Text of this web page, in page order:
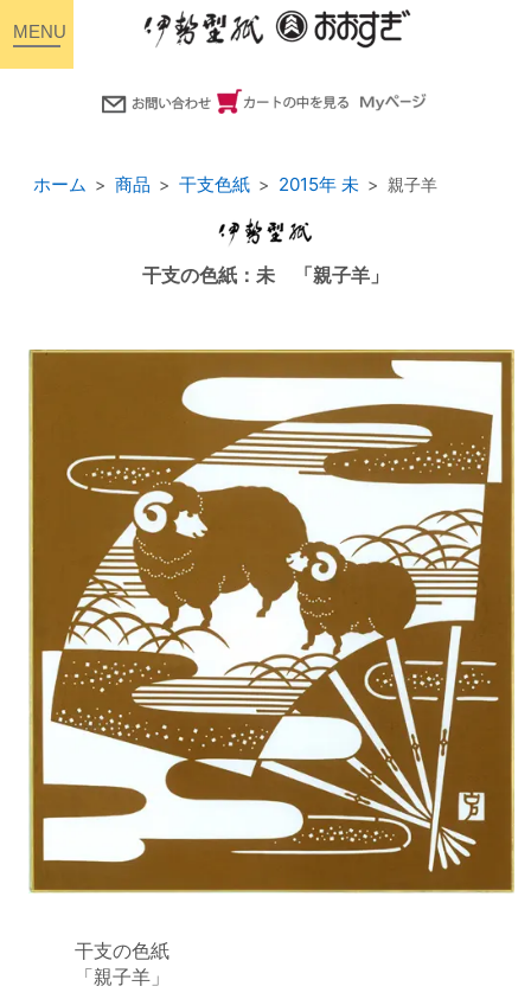
ホーム 商品 干支色紙 2015年 未 親子羊
干支の色紙：未 「親子羊」
干支の色紙
「親子羊」
toggle
navigation